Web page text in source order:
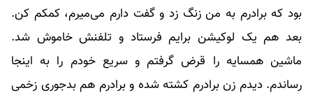
بود که برادرم به من زنگ زد و گفت دارم می‌میرم، کمکم کن.
بعد هم یک لوکیشن برایم فرستاد و تلفنش خاموش شد.
ماشین همسایه را قرض گرفتم و سریع خودم را به اینجا
رساندم. دیدم زن برادرم کشته شده و برادرم هم بدجوری زخمی